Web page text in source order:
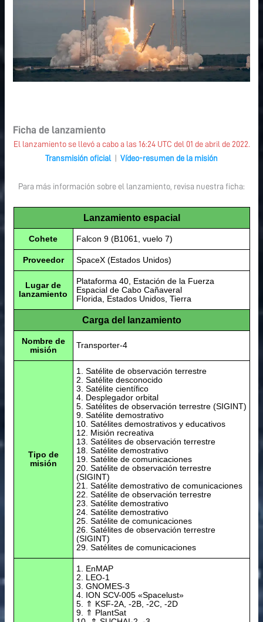
Ficha de lanzamiento
El lanzamiento se llevó a cabo a las 16:24 UTC del 01 de abril de 2022.
Transmisión oficial
Vídeo-resumen de la misión
Para más información sobre el lanzamiento, revisa nuestra ficha:
Lanzamiento espacial
Cohete Falcon 9 (B1061, vuelo 7)
Proveedor SpaceX (Estados Unidos)
Lugar de
lanzamiento
Plataforma 40, Estación de la Fuerza
Espacial de Cabo Cañaveral
Florida, Estados Unidos, Tierra
Carga del lanzamiento
Nombre de
misión
Transporter-4
Tipo de
misión
1. Satélite de observación terrestre
2. Satélite desconocido
3. Satélite científico
4. Desplegador orbital
5. Satélites de observación terrestre (SIGINT)
9. Satélite demostrativo
10. Satélites demostrativos y educativos
12. Misión recreativa
13. Satélites de observación terrestre
18. Satélite demostrativo
19. Satélite de comunicaciones
20. Satélite de observación terrestre
(SIGINT)
21. Satélite demostrativo de comunicaciones
22. Satélite de observación terrestre
23. Satélite demostrativo
24. Satélite demostrativo
25. Satélite de comunicaciones
26. Satélites de observación terrestre
(SIGINT)
29. Satélites de comunicaciones
1. EnMAP
2. LEO-1
3. GNOMES-3
4. ION SCV-005 «Spacelust»
5. ⇑ KSF-2A, -2B, -2C, -2D
9. ⇑ PlantSat